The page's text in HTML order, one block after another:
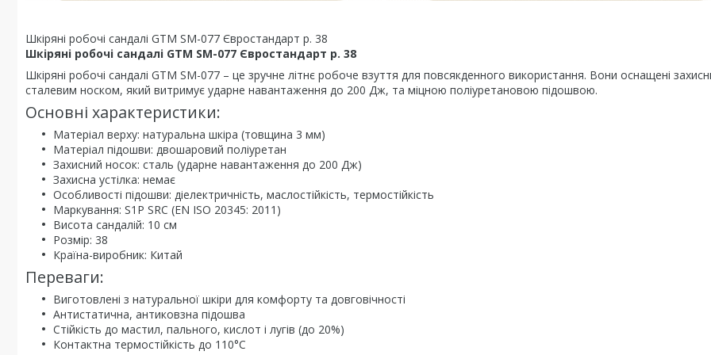
Шкіряні робочі сандалі GTM SM-077 Євростандарт р. 38
Шкіряні робочі сандалі GTM SM-077 Євростандарт р. 38
Шкіряні робочі сандалі GTM SM-077 – це зручне літнє робоче взуття для повсякденного використання. Вони оснащені
сталевим носком, який витримує ударне навантаження до 200 Дж, та міцною поліуретановою підошвою.
Основні характеристики:
Матеріал верху: натуральна шкіра (товщина 3 мм)
Матеріал підошви: двошаровий поліуретан
Захисний носок: сталь (ударне навантаження до 200 Дж)
Захисна устілка: немає
Особливості підошви: діелектричність, маслостійкість, термостійкість
Маркування: S1P SRC (EN ISO 20345: 2011)
Висота сандалій: 10 см
Розмір: 38
Країна-виробник: Китай
Переваги:
Виготовлені з натуральної шкіри для комфорту та довговічності
Антистатична, антиковзна підошва
Стійкість до мастил, пального, кислот і лугів (до 20%)
Контактна термостійкість до 110°C